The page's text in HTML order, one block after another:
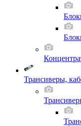
Трансиверы,